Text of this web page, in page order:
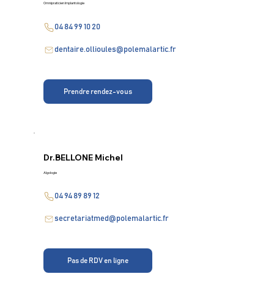
Omnipraticien Implantologie
04 84 99 10 20
dentaire.ollioules@polemalartic.fr
Prendre rendez-vous
Dr.BELLONE Michel
Algologie
04 94 89 89 12
secretariatmed@polemalartic.fr
Pas de RDV en ligne